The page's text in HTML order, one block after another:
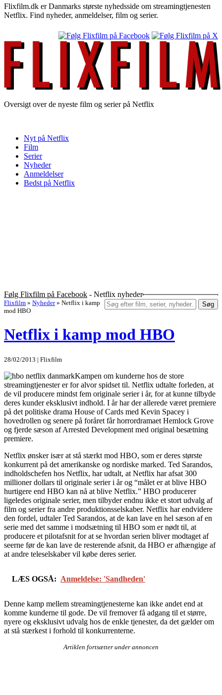
Flixfilm.dk er Danmarks største nyhedsside om streamingtjenesten
Netflix. Find nyheder, anmeldelser, film og serier.
Oversigt over de nyeste film og serier på Netflix
Nyt på Netflix
Film
Serier
Nyheder
Anmeldelser
Bedst på Netflix
Følg Flixfilm på Facebook - Netflix nyheder
Søg
Flixfilm » Nyheder » Netflix i kamp
mod HBO
Netflix i kamp mod HBO
28/02/2013 | Flixfilm
Kampen om kunderne hos de store
streamingtjenester er for alvor spidset til. Netflix udtalte forleden, at
de vil producere mindst fem originale serier i år, for at kunne tilbyde
deres kunder eksklusivt indhold. I år har der allerede været premiere
på det politiske drama House of Cards med Kevin Spacey i
hovedrollen og senere på foråret får horrordramaet Hemlock Grove
og fjerde sæson af Arrested Development med original besætning
premiere.
Netflix ønsker især at stå stærkt mod HBO, som er deres største
konkurrent på det amerikanske og nordiske marked. Ted Sarandos,
indholdschefen hos Netflix, har udtalt, at Netflix har afsat 300
millioner dollars til originale serier i år og “målet er at blive HBO
hurtigere end HBO kan nå at blive Netflix.” HBO producerer
ligeledes originale serier, men tilbyder endnu ikke et stort udvalg af
film og serier fra andre produktionsselskaber. Netflix har endvidere
den fordel, udtaler Ted Sarandos, at de kan lave en hel sæson af en
serie med det samme i modsætning til HBO som er nødt til, at
producere et pilotafsnit for at se hvordan serien bliver modtaget af
seerne før de kan lave de resterende afsnit, da HBO er afhængige af
at andre teleselskaber vil købe deres serier.
LÆS OGSÅ: Anmeldelse: 'Sandheden'
Denne kamp mellem streamingtjenesterne kan ikke andet end at
komme kunderne til gode. De vil fremover få adgang til et større,
nyere og eksklusivt udvalg hos de enkle tjenester, da det gælder om
at stå stærkest i forhold til konkurrenterne.
Artiklen fortsætter under annoncen